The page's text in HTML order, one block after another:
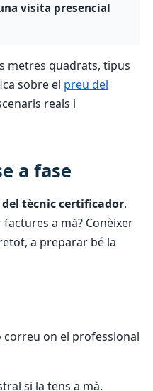
visita presencial
metres quadrats, tipus
sobre el preu del
reals i
a fase
tècnic certificador.
a mà? Conèixer
a preparar bé la
on el professional
si la tens a mà.